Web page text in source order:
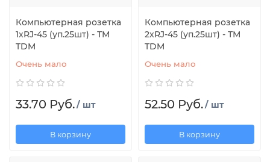
Компьютерная розетка
1xRJ-45 (уп.25шт) - ТМ
TDM
Очень мало
33.70 Руб./ шт
В корзину
Компьютерная розетка
2xRJ-45 (уп.25шт) - ТМ
TDM
Очень мало
52.50 Руб./ шт
В корзину